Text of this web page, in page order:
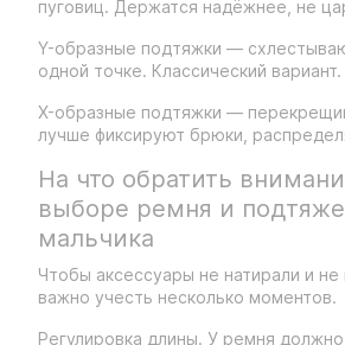
пуговиц. Держатся надёжнее, не
Y-образные подтяжки —
одной точке. Классический вариант.
X-образные подтяжки —
лучше фиксируют брюки,
На что обратить
выборе ремня и
мальчика
Чтобы аксессуары не натирали и не
важно учесть несколько моментов.
Регулировка длины. У ремня